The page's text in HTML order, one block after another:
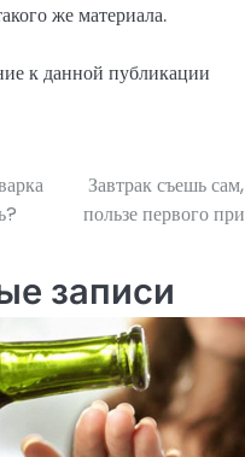
же материала.
к данной публикации
Завтрак съешь
пользе первого
записи